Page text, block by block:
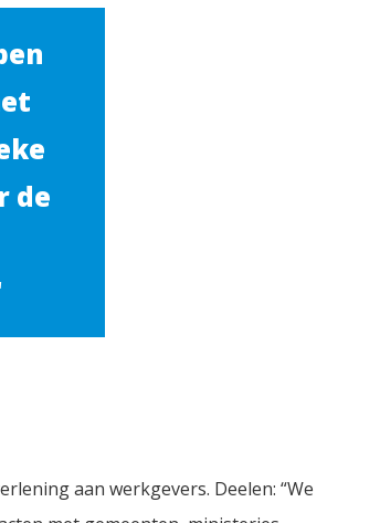
de
aan werkgevers. Deelen: “We